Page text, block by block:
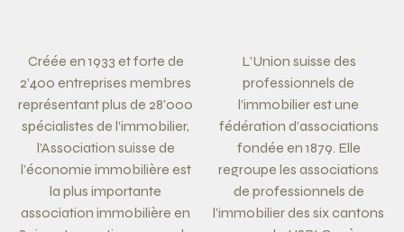
Créée en 1933 et forte de
2’400 entreprises membres
représentant plus de 28’000
spécialistes de l’immobilier,
l’Association suisse de
l’économie immobilière est
la plus importante
association immobilière en
L’Union suisse des
professionnels de
l’immobilier est une
fédération d’associations
fondée en 1879. Elle
regroupe les associations
de professionnels de
l’immobilier des six cantons